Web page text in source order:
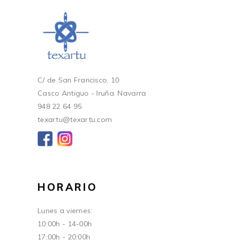
C/ de San Francisco, 10
Casco Antiguo - Iruña. Navarra
948 22 64 95
texartu@texartu.com
HORARIO
Lunes a viernes:
10:00h - 14-00h
17:00h - 20:00h